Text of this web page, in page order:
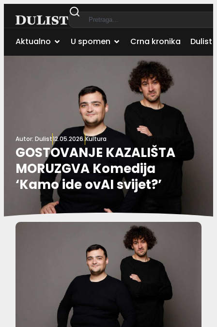
Aktualno U spomen Crna kronika Dulist
Autor: Dulist12.05.2026.Kultura
GOSTOVANJE KAZALIŠTA
MORUZGVA Komedija
‘Kamo ide ovAI svijet?’